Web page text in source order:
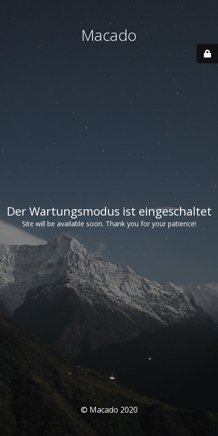
Macado
Der Wartungsmodus ist eingeschaltet
Site will be available soon. Thank you for your patience!
© Macado 2020